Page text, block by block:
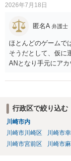
2026年7月18日
匿名A 弁護士
ほとんどのゲームで
そうだとして、仮に
ANとなり手元にア
絶）を食らう可能性
変わるかもしれませ
行政区で絞り込む
川崎市内
川崎市川崎区
川崎市
川崎市宮前区
川崎市